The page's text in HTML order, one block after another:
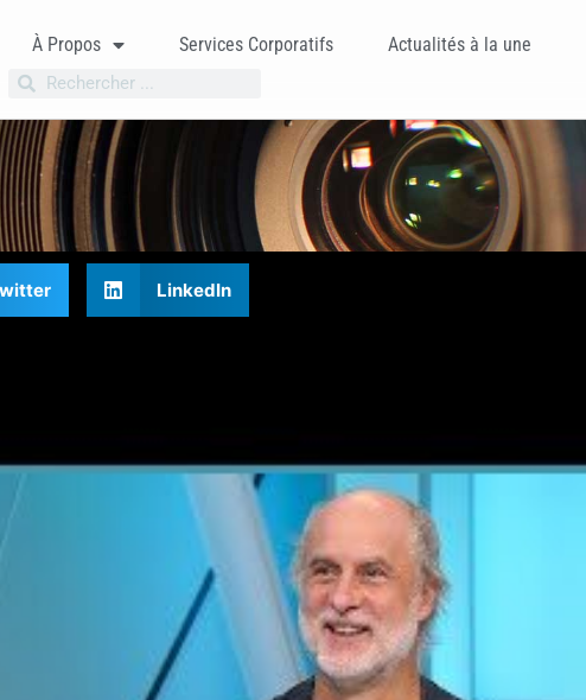
À Propos Services Corporatifs Actualités à la une
LinkedIn